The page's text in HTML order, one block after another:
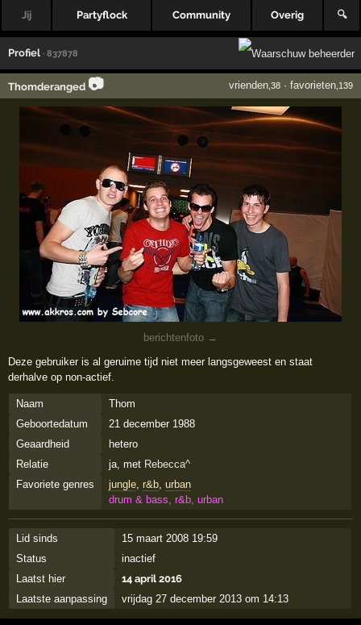
Jij Partyflock Community Overig 🔍
Profiel · 837878
Thomderanged 📷 vrienden,38· favorieten,139
berichtenfoto →
Deze gebruiker is al geruime tijd niet meer langsgeweest en staat
derhalve op non-actief.
Naam
Thom
Geboortedatum
21 december 1988
Geaardheid
hetero
Relatie
ja, met Rebecca^
Favoriete genres
jungle, r&b, urban
drum & bass, r&b, urban
Lid sinds
15 maart 2008 19:59
Status
inactief
Laatst hier
14 april 2016
Laatste aanpassing
vrijdag 27 december 2013 om 14:13